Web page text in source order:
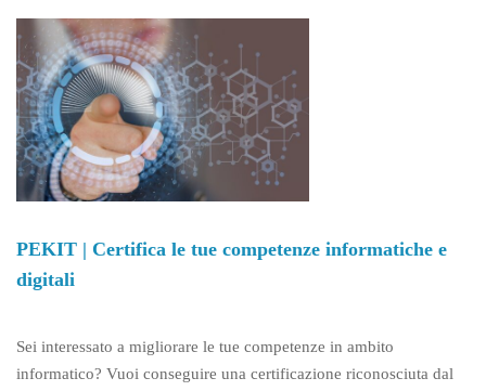
PEKIT | Certifica le tue competenze informatiche e
digitali
Sei interessato a migliorare le tue competenze in ambito
informatico? Vuoi conseguire una certificazione riconosciuta dal